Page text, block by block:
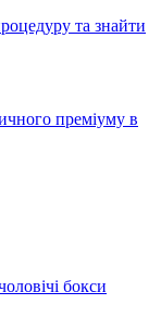
та знайти
преміуму в
бокси